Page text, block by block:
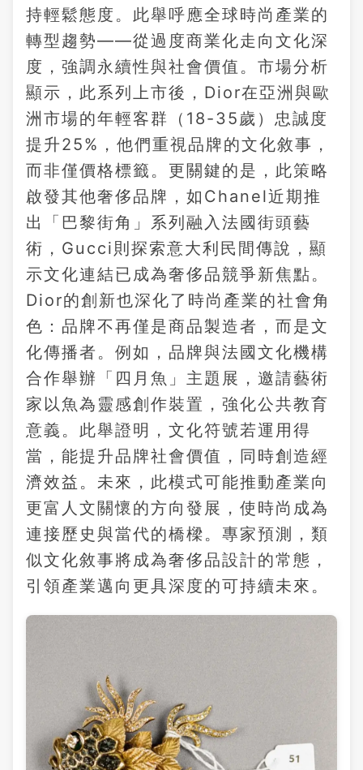
持輕鬆態度。此舉呼應全球時尚產業的
轉型趨勢——從過度商業化走向文化深
度，強調永續性與社會價值。市場分析
顯示，此系列上市後，Dior在亞洲與歐
洲市場的年輕客群（18-35歲）忠誠度
提升25%，他們重視品牌的文化敘事，
而非僅價格標籤。更關鍵的是，此策略
啟發其他奢侈品牌，如Chanel近期推
出「巴黎街角」系列融入法國街頭藝
術，Gucci則探索意大利民間傳說，顯
示文化連結已成為奢侈品競爭新焦點。
Dior的創新也深化了時尚產業的社會角
色：品牌不再僅是商品製造者，而是文
化傳播者。例如，品牌與法國文化機構
合作舉辦「四月魚」主題展，邀請藝術
家以魚為靈感創作裝置，強化公共教育
意義。此舉證明，文化符號若運用得
當，能提升品牌社會價值，同時創造經
濟效益。未來，此模式可能推動產業向
更富人文關懷的方向發展，使時尚成為
連接歷史與當代的橋樑。專家預測，類
似文化敘事將成為奢侈品設計的常態，
引領產業邁向更具深度的可持續未來。